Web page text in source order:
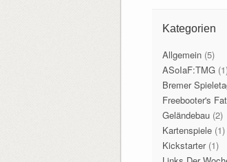
Kategorien
Allgemein(5)
ASoIaF:TMG
Bremer
Freebooter's
Geländebau(2)
Kartenspiele(1)
Kickstarter(1)